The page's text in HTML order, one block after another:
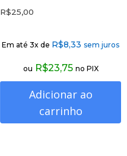
R$25,00
Em até 3x de R$8,33 sem juros
ou R$23,75 no PIX
Adicionar ao
carrinho